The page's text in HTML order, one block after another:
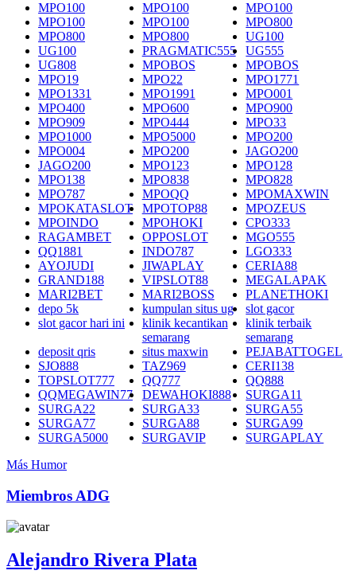
MPO100 MPO100
MPO100
MPO100
MPO100
MPO800
MPO800
MPO800
UG100
UG100
PRAGMATIC555
UG555
UG808
MPOBOS
MPOBOS
MPO19
MPO22
MPO1771
MPO1331
MPO1991
MPO001
MPO400
MPO600
MPO900
MPO909
MPO444
MPO33
MPO1000
MPO5000
MPO200
MPO004
MPO200
JAGO200
JAGO200
MPO123
MPO128
MPO138
MPO838
MPO828
MPO787
MPOQQ
MPOMAXWIN
MPOKATASLOT
MPOTOP88
MPOZEUS
MPOINDO
MPOHOKI
CPO333
RAGAMBET
OPPOSLOT
MGO555
QQ1881
INDO787
LGO333
AYOJUDI
JIWAPLAY
CERIA88
GRAND188
VIPSLOT88
MEGALAPAK
MARI2BET
MARI2BOSS
PLANETHOKI
depo 5k
kumpulan situs ug
slot gacor
slot gacor hari ini
klinik kecantikan
semarang
klinik terbaik
semarang
deposit qris
situs maxwin
PEJABATTOGEL
SJO888
TAZ969
CERI138
TOPSLOT777
QQ777
QQ888
QQMEGAWIN77
DEWAHOKI888
SURGA11
SURGA22
SURGA33
SURGA55
SURGA77
SURGA88
SURGA99
SURGA5000
SURGAVIP
SURGAPLAY
Más Humor
Miembros ADG
Alejandro Rivera Plata